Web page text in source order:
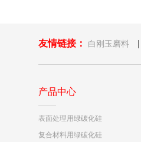
友情链接： 白刚玉磨料 |
产品中心
表面处理用绿碳化硅
复合材料用绿碳化硅